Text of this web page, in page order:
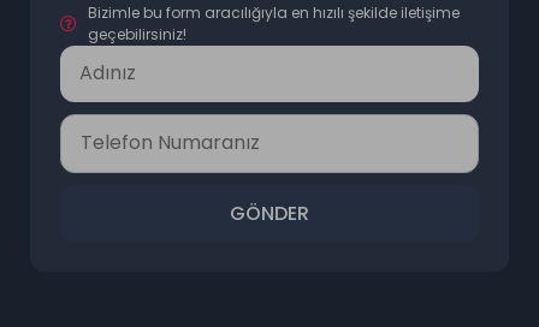
Bizimle bu form aracılığıyla en hızılı şekilde iletişime
geçebilirsiniz!
GÖNDER